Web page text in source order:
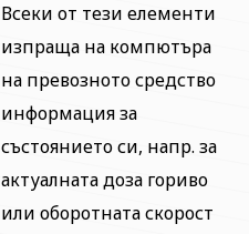
Всеки от тези елементи
изпраща на компютъра
на превозното средство
информация за
състоянието си, напр. за
актуалната доза гориво
или оборотната скорост